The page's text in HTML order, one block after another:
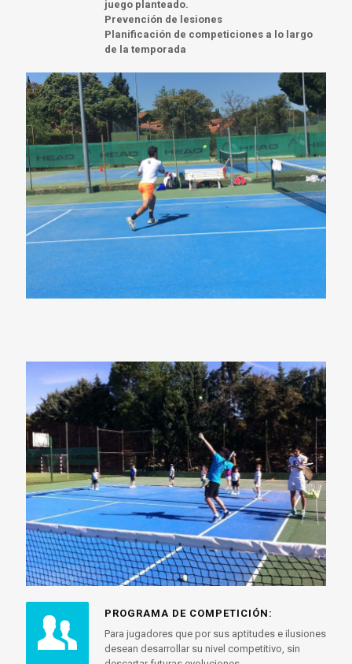
juego planteado.
Prevención de lesiones
Planificación de competiciones a lo largo
de la temporada
PROGRAMA DE COMPETICIÓN:
Para jugadores que por sus aptitudes e ilusiones
desean desarrollar su nivel competitivo, sin